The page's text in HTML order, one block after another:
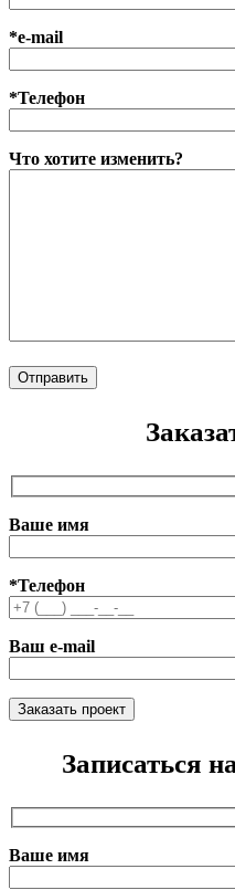
*e-mail
*Телефон
Что хотите изменить?
Ваше имя
*Телефон
Ваш e-mail
Записаться
Ваше имя